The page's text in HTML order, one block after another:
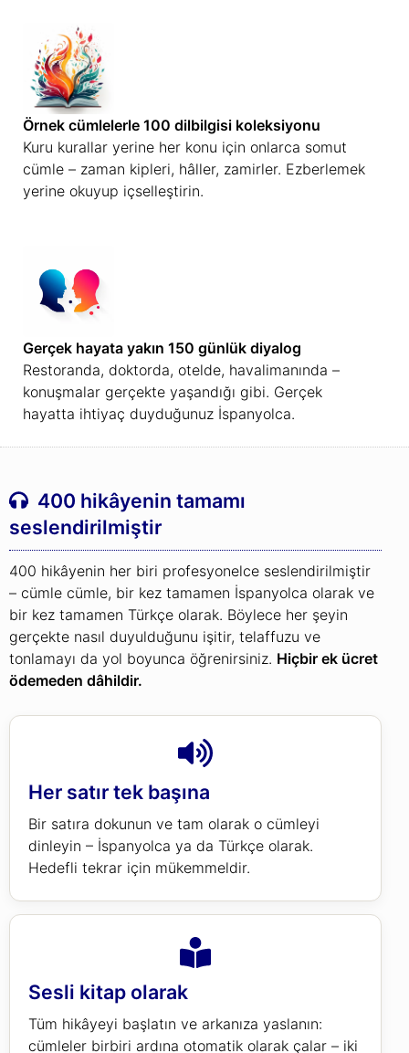
Örnek cümlelerle 100 dilbilgisi koleksiyonu
Kuru kurallar yerine her konu için onlarca somut
cümle – zaman kipleri, hâller, zamirler. Ezberlemek
yerine okuyup içselleştirin.
Gerçek hayata yakın 150 günlük diyalog
Restoranda, doktorda, otelde, havalimanında –
konuşmalar gerçekte yaşandığı gibi. Gerçek
hayatta ihtiyaç duyduğunuz İspanyolca.
400 hikâyenin tamamı
seslendirilmiştir
400 hikâyenin her biri profesyonelce seslendirilmiştir
– cümle cümle, bir kez tamamen İspanyolca olarak ve
bir kez tamamen Türkçe olarak. Böylece her şeyin
gerçekte nasıl duyulduğunu işitir, telaffuzu ve
tonlamayı da yol boyunca öğrenirsiniz. Hiçbir ek ücret
ödemeden dâhildir.
Her satır tek başına
Bir satıra dokunun ve tam olarak o cümleyi
dinleyin – İspanyolca ya da Türkçe olarak.
Hedefli tekrar için mükemmeldir.
Sesli kitap olarak
Tüm hikâyeyi başlatın ve arkanıza yaslanın:
cümleler birbiri ardına otomatik olarak çalar – iki